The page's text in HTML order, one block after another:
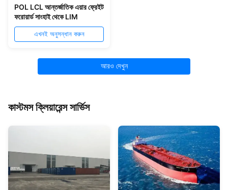
POL LCL আন্তর্জাতিক এয়ার ফ্রেইট
ফরোয়ার্ড সাংহাই থেকে LIM
এখনই অনুসন্ধান করুন
আরও দেখুন
কাস্টমস ক্লিয়ারেন্স সার্ভিস